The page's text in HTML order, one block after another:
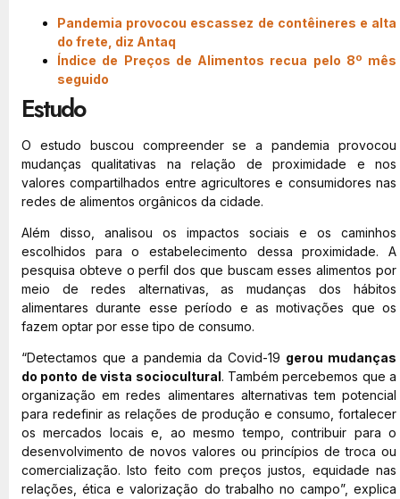
Pandemia provocou escassez de contêineres e alta
do frete, diz Antaq
Índice de Preços de Alimentos recua pelo 8º mês
seguido
Estudo
O estudo buscou compreender se a pandemia provocou
mudanças qualitativas na relação de proximidade e nos
valores compartilhados entre agricultores e consumidores nas
redes de alimentos orgânicos da cidade.
Além disso, analisou os impactos sociais e os caminhos
escolhidos para o estabelecimento dessa proximidade. A
pesquisa obteve o perfil dos que buscam esses alimentos por
meio de redes alternativas, as mudanças dos hábitos
alimentares durante esse período e as motivações que os
fazem optar por esse tipo de consumo.
“Detectamos que a pandemia da Covid-19 gerou mudanças
do ponto de vista sociocultural. Também percebemos que a
organização em redes alimentares alternativas tem potencial
para redefinir as relações de produção e consumo, fortalecer
os mercados locais e, ao mesmo tempo, contribuir para o
desenvolvimento de novos valores ou princípios de troca ou
comercialização. Isto feito com preços justos, equidade nas
relações, ética e valorização do trabalho no campo”, explica